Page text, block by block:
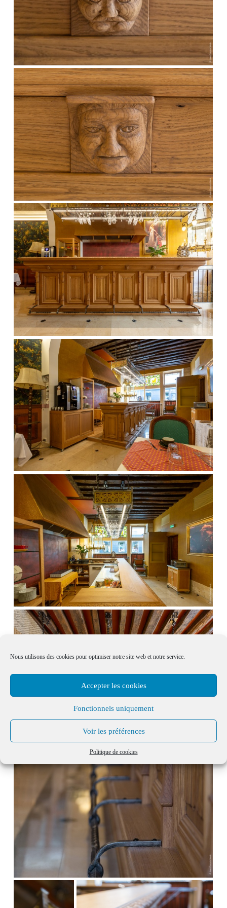
Nous utilisons des cookies pour optimiser notre site web et notre service.
Accepter les cookies
Fonctionnels uniquement
Voir les préférences
Politique de cookies